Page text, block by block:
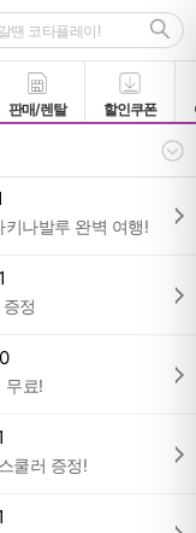
판매/렌탈 할인쿠폰
나발루 완벽 여행!
정
무료!
쿨러 증정!